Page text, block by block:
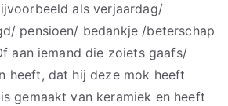
als verjaardag/
pensioen/ bedankje /beterschap
aan iemand die zoiets gaafs/
heeft, dat hij deze mok heeft
gemaakt van keramiek en heeft